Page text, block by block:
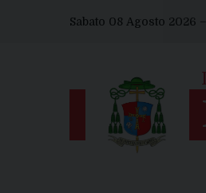
Sabato 08 Agosto 2026 –